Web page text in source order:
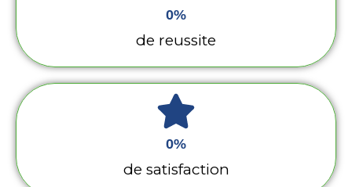
de reussite
0%
de satisfaction
0%